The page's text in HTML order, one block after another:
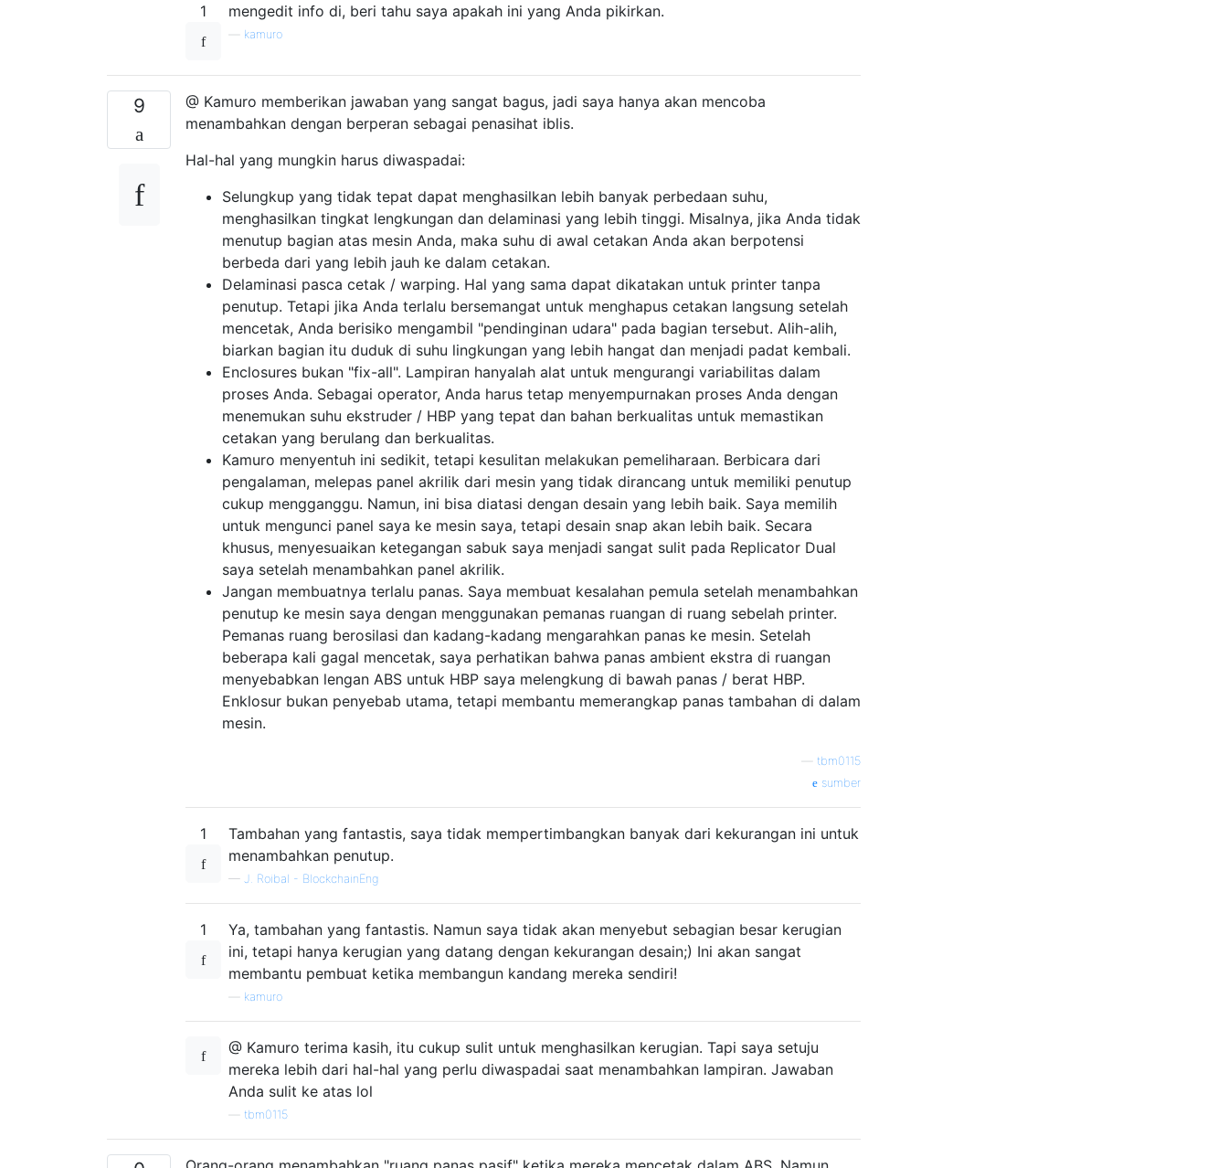
1 mengedit info di, beri tahu saya apakah ini yang Anda pikirkan.
kamuro
9
@ Kamuro memberikan jawaban yang sangat bagus, jadi saya hanya akan mencoba
menambahkan dengan berperan sebagai penasihat iblis.
Hal-hal yang mungkin harus diwaspadai:
Selungkup yang tidak tepat dapat menghasilkan lebih banyak perbedaan suhu,
menghasilkan tingkat lengkungan dan delaminasi yang lebih tinggi. Misalnya, jika Anda tidak
menutup bagian atas mesin Anda, maka suhu di awal cetakan Anda akan berpotensi
berbeda dari yang lebih jauh ke dalam cetakan.
Delaminasi pasca cetak / warping. Hal yang sama dapat dikatakan untuk printer tanpa
penutup. Tetapi jika Anda terlalu bersemangat untuk menghapus cetakan langsung setelah
mencetak, Anda berisiko mengambil "pendinginan udara" pada bagian tersebut. Alih-alih,
biarkan bagian itu duduk di suhu lingkungan yang lebih hangat dan menjadi padat kembali.
Enclosures bukan "fix-all". Lampiran hanyalah alat untuk mengurangi variabilitas dalam
proses Anda. Sebagai operator, Anda harus tetap menyempurnakan proses Anda dengan
menemukan suhu ekstruder / HBP yang tepat dan bahan berkualitas untuk memastikan
cetakan yang berulang dan berkualitas.
Kamuro menyentuh ini sedikit, tetapi kesulitan melakukan pemeliharaan. Berbicara dari
pengalaman, melepas panel akrilik dari mesin yang tidak dirancang untuk memiliki penutup
cukup mengganggu. Namun, ini bisa diatasi dengan desain yang lebih baik. Saya memilih
untuk mengunci panel saya ke mesin saya, tetapi desain snap akan lebih baik. Secara
khusus, menyesuaikan ketegangan sabuk saya menjadi sangat sulit pada Replicator Dual
saya setelah menambahkan panel akrilik.
Jangan membuatnya terlalu panas. Saya membuat kesalahan pemula setelah menambahkan
penutup ke mesin saya dengan menggunakan pemanas ruangan di ruang sebelah printer.
Pemanas ruang berosilasi dan kadang-kadang mengarahkan panas ke mesin. Setelah
beberapa kali gagal mencetak, saya perhatikan bahwa panas ambient ekstra di ruangan
menyebabkan lengan ABS untuk HBP saya melengkung di bawah panas / berat HBP.
Enklosur bukan penyebab utama, tetapi membantu memerangkap panas tambahan di dalam
mesin.
tbm0115
sumber
1
Tambahan yang fantastis, saya tidak mempertimbangkan banyak dari kekurangan ini untuk
menambahkan penutup.
— J. Roibal - BlockchainEng
1
Ya, tambahan yang fantastis. Namun saya tidak akan menyebut sebagian besar kerugian
ini, tetapi hanya kerugian yang datang dengan kekurangan desain;) Ini akan sangat
membantu pembuat ketika membangun kandang mereka sendiri!
kamuro
@ Kamuro terima kasih, itu cukup sulit untuk menghasilkan kerugian. Tapi saya setuju
mereka lebih dari hal-hal yang perlu diwaspadai saat menambahkan lampiran. Jawaban
Anda sulit ke atas lol
tbm0115